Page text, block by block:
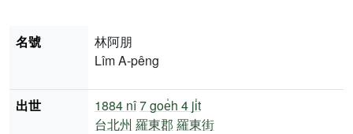
名號
林阿朋
Lîm A-pêng
出世 1884 nî7 goe̍h 4 ji̍t
台北州 羅東郡 羅東街